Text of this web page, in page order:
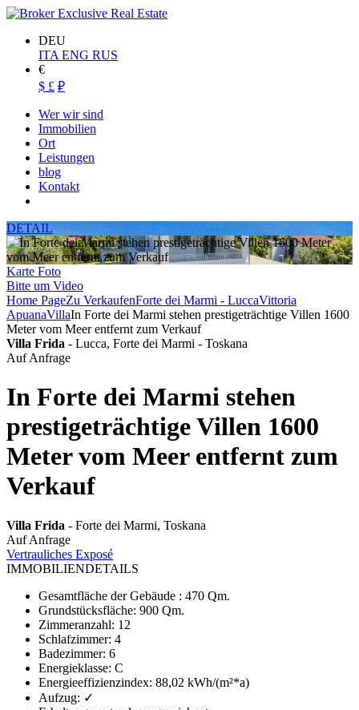
DEU
ITA ENG RUS
€
$ £ ₽
Wer wir sind
Immobilien
Ort
Leistungen
blog
Kontakt
DETAIL
Karte Foto
Bitte um Video
Home PageZu VerkaufenForte dei Marmi - LuccaVittoria
ApuanaVillaIn Forte dei Marmi stehen prestigeträchtige Villen 1600
Meter vom Meer entfernt zum Verkauf
Villa Frida - Lucca, Forte dei Marmi - Toskana
Auf Anfrage
In Forte dei Marmi stehen
prestigeträchtige Villen 1600
Meter vom Meer entfernt zum
Verkauf
Villa Frida - Forte dei Marmi, Toskana
Auf Anfrage
Vertrauliches Exposé
IMMOBILIENDETAILS
Gesamtfläche der Gebäude : 470 Qm.
Grundstücksfläche: 900 Qm.
Zimmeranzahl: 12
Schlafzimmer: 4
Badezimmer: 6
Energieklasse: C
Energieeffizienzindex: 88,02 kWh/(m²*a)
Aufzug: ✓